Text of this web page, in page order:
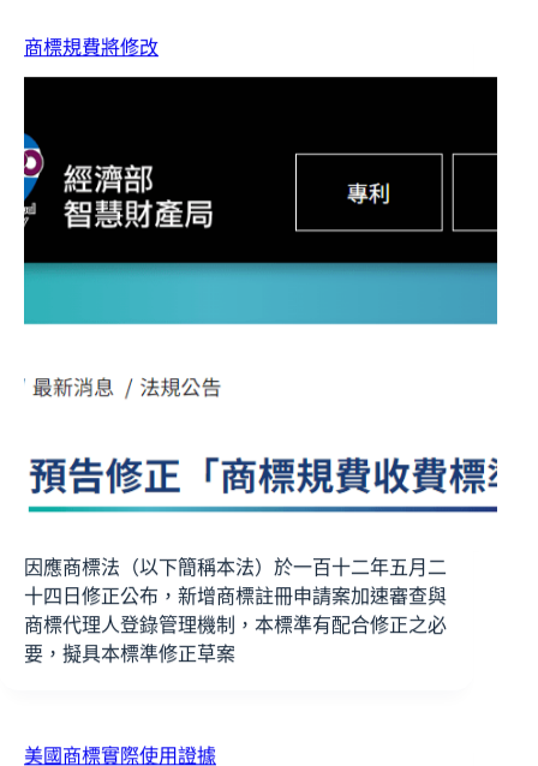
商標規費將修改
因應商標法（以下簡稱本法）於一百十二年五月二
十四日修正公布，新增商標註冊申請案加速審查與
商標代理人登錄管理機制，本標準有配合修正之必
要，擬具本標準修正草案
美國商標實際使用證據